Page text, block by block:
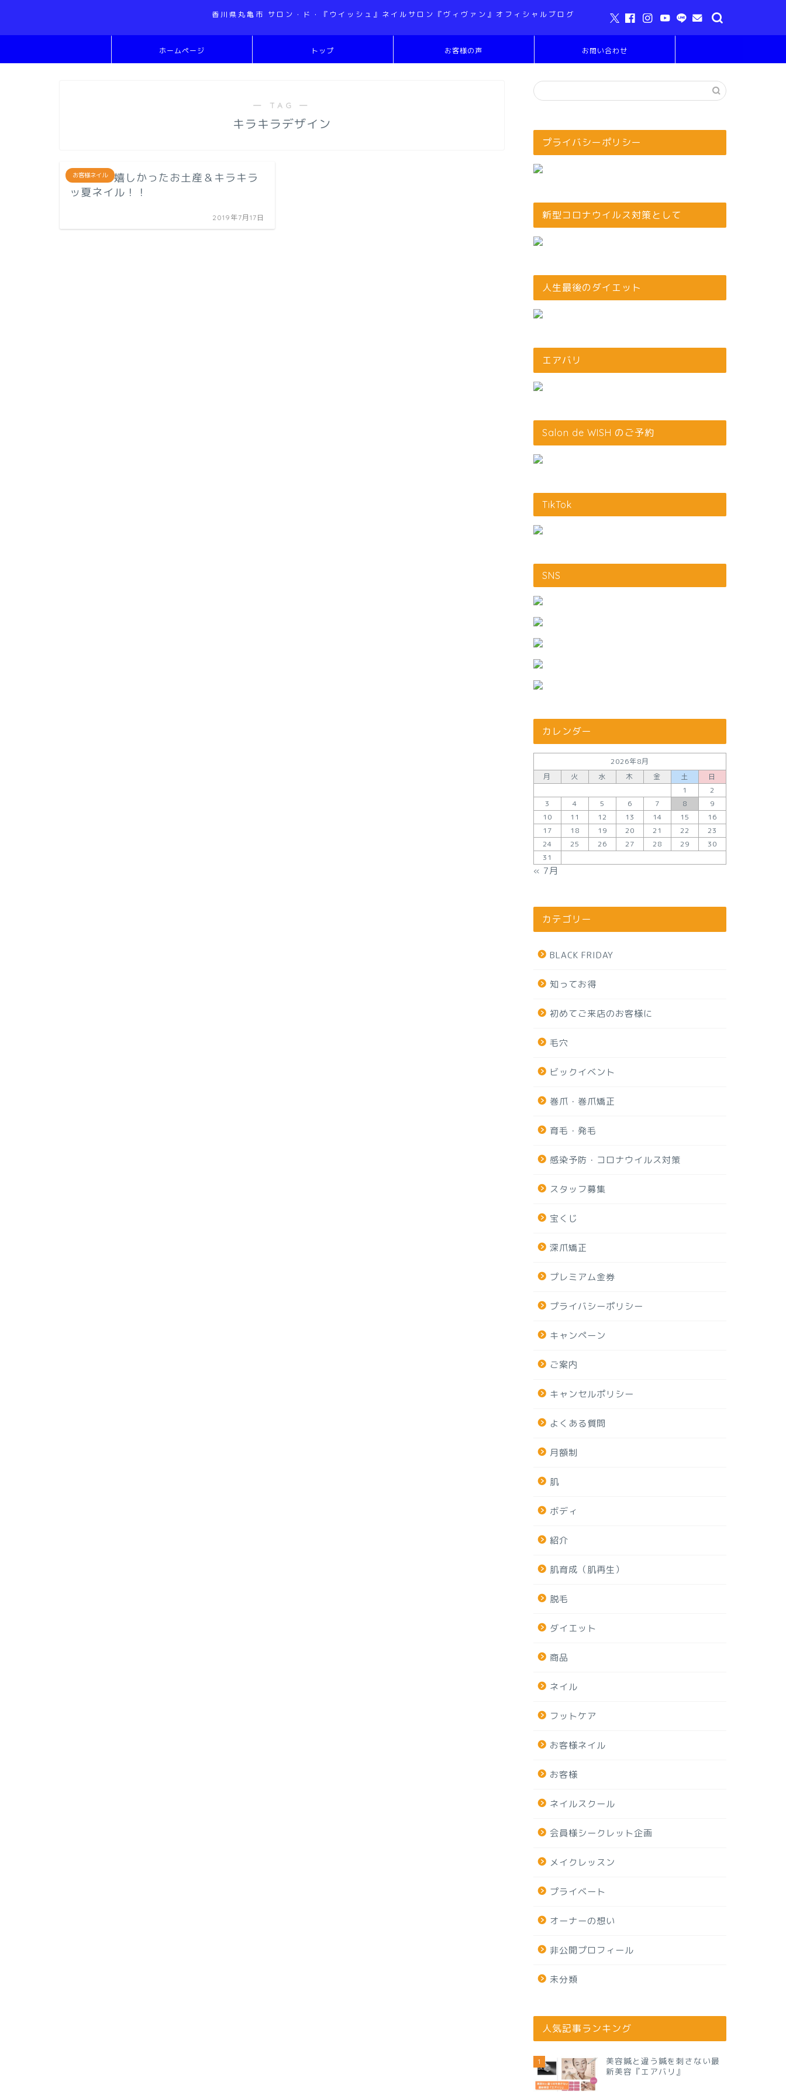
香川県丸亀市 サロン・ド・『ウイッシュ』ネイルサロン『ヴィヴァン』オフィシャルブログ
ホームページ トップ お客様の声 お問い合わせ
― TAG ―
キラキラデザイン
お客様ネイル
とっても嬉しかったお土産＆キラキラ
ッ夏ネイル！！
2019年7月17日
プライバシーポリシー
新型コロナウイルス対策として
人生最後のダイエット
エアバリ
Salon de WISH のご予約
TikTok
SNS
カレンダー
2026年8月
月
火 水 木 金 土
日
1
2
3
4 5 6 7 8
9
10
11 12 13 14 15
16
17
18 19 20 21 22
23
24
25 26 27 28 29
30
31
« 7月
カテゴリー
BLACK FRIDAY
知ってお得
初めてご来店のお客様に
毛穴
ビックイベント
巻爪・巻爪矯正
育毛・発毛
感染予防・コロナウイルス対策
スタッフ募集
宝くじ
深爪矯正
プレミアム金券
プライバシーポリシー
キャンペーン
ご案内
キャンセルポリシー
よくある質問
月額制
肌
ボディ
紹介
肌育成（肌再生）
脱毛
ダイエット
商品
ネイル
フットケア
お客様ネイル
お客様
ネイルスクール
会員様シークレット企画
メイクレッスン
プライベート
オーナーの想い
非公開プロフィール
未分類
人気記事ランキング
1
美容鍼と違う鍼を刺さない最
新美容『エアバリ』